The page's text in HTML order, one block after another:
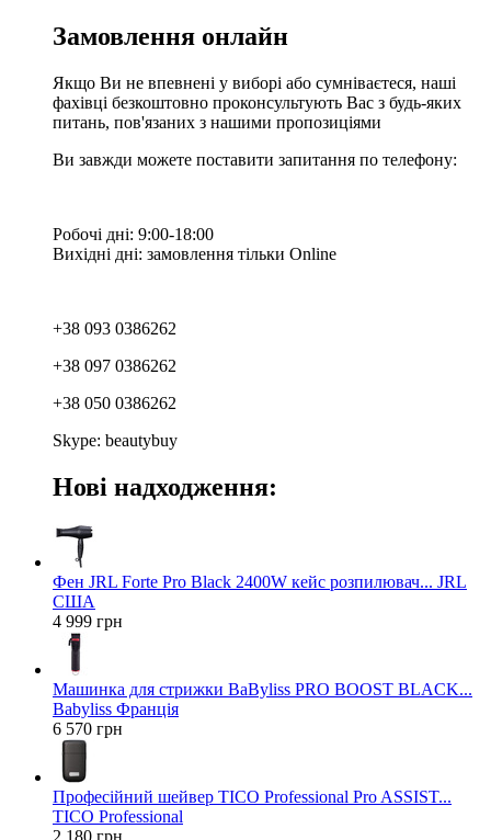
Замовлення онлайн
Якщо Ви не впевнені у виборі або сумніваєтеся, наші
фахівці безкоштовно проконсультують Вас з будь-яких
питань, пов'язаних з нашими пропозиціями
Ви завжди можете поставити запитання по телефону:
Робочі дні: 9:00-18:00
Вихідні дні: замовлення тільки Online
+38 093 0386262
+38 097 0386262
+38 050 0386262
Skype: beautybuy
Нові надходження:
Фен JRL Forte Pro Black 2400W кейс розпилювач... JRL
США
4 999 грн
Машинка для стрижки BaByliss PRO BOOST BLACK...
Babyliss Франція
6 570 грн
Професійний шейвер TICO Professional Pro ASSIST...
TICO Professional
2 180 грн